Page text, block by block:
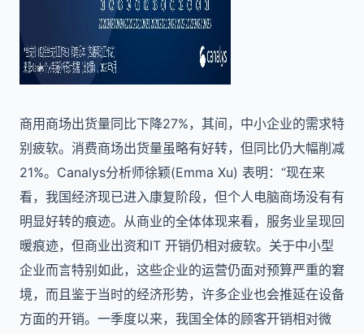
商用商场出货量同比下降27%，其间，中小企业的需求特
别疲软。消费商场出货量虽略有好转，但同比仍大幅削减
21%。Canalys分析师徐颖(Emma Xu) 表明：“现在来
看，我国经济现已进入康复阶段，但个人电脑商场没有有
明显好转的痕迹。从商业的全体体现来看，服务业呈现回
暖痕迹，但商业出资和IT 开销仍相对疲软。关于中小型
企业而言特别如此，这些企业的运营仍面对预算严重的窘
境，而且鉴于当时的经济形势，许多企业也会推延在设备
方面的开销。一季度以来，我国全体的顾客开销相对微